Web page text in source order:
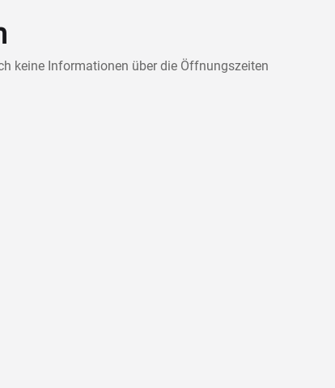
keine Informationen über die Öffnungszeiten